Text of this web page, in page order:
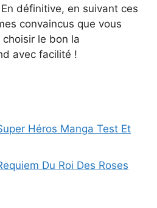
En définitive, en suivant ces
convaincus que vous
le bon la
avec facilité !
Héros Manga Test Et
Du Roi Des Roses